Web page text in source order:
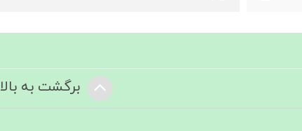
برگشت به بالا